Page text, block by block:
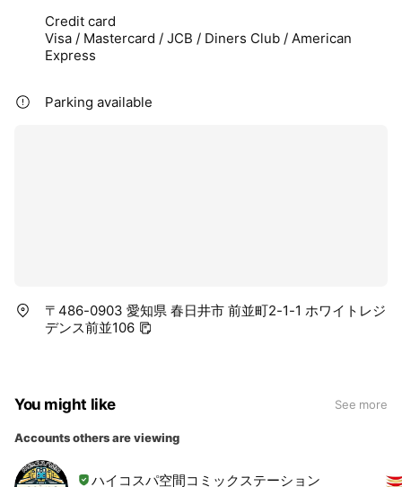
Credit card
Visa / Mastercard / JCB / Diners Club / American
Express
Parking available
〒486-0903 愛知県 春日井市 前並町2-1-1 ホワイトレジ
デンス前並106
You might like See more
Accounts others are viewing
ハイコスパ空間コミックステーション